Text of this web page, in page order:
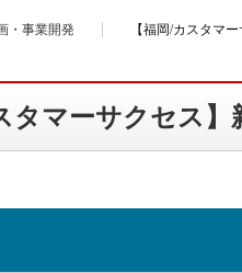
・事業開発 【福岡/カスタマ
タマーサクセス